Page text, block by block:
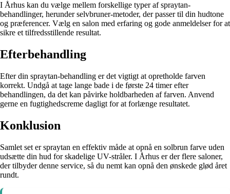
I Århus kan du vælge mellem forskellige typer af spraytan-
behandlinger, herunder selvbruner-metoder, der passer til din hudtone
og præferencer. Vælg en salon med erfaring og gode anmeldelser for at
sikre et tilfredsstillende resultat.
Efterbehandling
Efter din spraytan-behandling er det vigtigt at opretholde farven
korrekt. Undgå at tage lange bade i de første 24 timer efter
behandlingen, da det kan påvirke holdbarheden af farven. Anvend
gerne en fugtighedscreme dagligt for at forlænge resultatet.
Konklusion
Samlet set er spraytan en effektiv måde at opnå en solbrun farve uden
udsætte din hud for skadelige UV-stråler. I Århus er der flere saloner,
der tilbyder denne service, så du nemt kan opnå den ønskede glød året
rundt.